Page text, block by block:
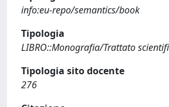
info:eu-repo/semantics/book
Tipologia
LIBRO::Monografia/Trattato
Tipologia sito docente
276